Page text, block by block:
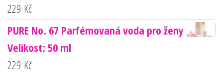
229 Kč
PURE No. 67 Parfémovaná voda pro ženy
Velikost: 50 ml
229 Kč